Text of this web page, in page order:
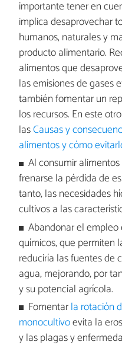
importante tener en
implica desaprovechar
humanos, naturales y
producto alimentario.
alimentos que
las emisiones de gases
también fomentar un
los recursos. En este
lasCausas y
alimentos y cómo
Al consumir
frenarse la pérdida de
tanto, las necesidades
cultivos a las
Abandonar el
químicos, que permiten
reduciría las fuentes de
agua, mejorando, por
y su potencial agrícola.
Fomentarla rotación
monocultivoevita la
y las plagas y